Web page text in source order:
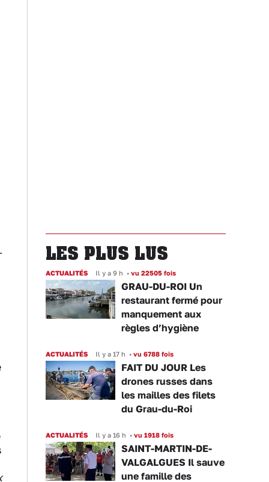
LES PLUS LUS
ACTUALITÉS Il y a 9 h • vu 22505 fois
GRAU-DU-ROI Un
restaurant fermé pour
manquement aux
règles d’hygiène
ACTUALITÉS Il y a 17 h • vu 6788 fois
FAIT DU JOUR Les
drones russes dans
les mailles des filets
du Grau-du-Roi
ACTUALITÉS Il y a 16 h • vu 1918 fois
SAINT-MARTIN-DE-
VALGALGUES Il sauve
une famille des